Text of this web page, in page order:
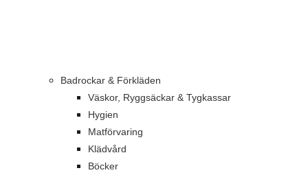
Badrockar & Förkläden
Väskor, Ryggsäckar & Tygkassar
Hygien
Matförvaring
Klädvård
Böcker